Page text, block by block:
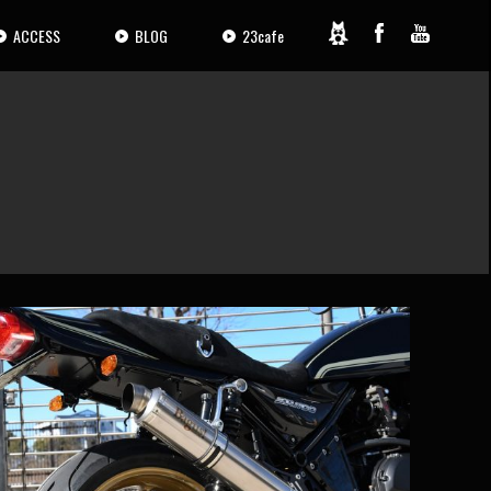
ACCESS BLOG 23cafe